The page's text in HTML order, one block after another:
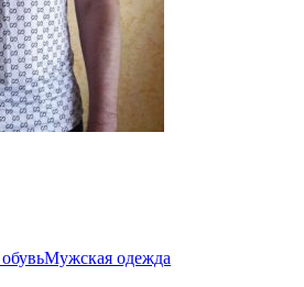
Мужская одежда